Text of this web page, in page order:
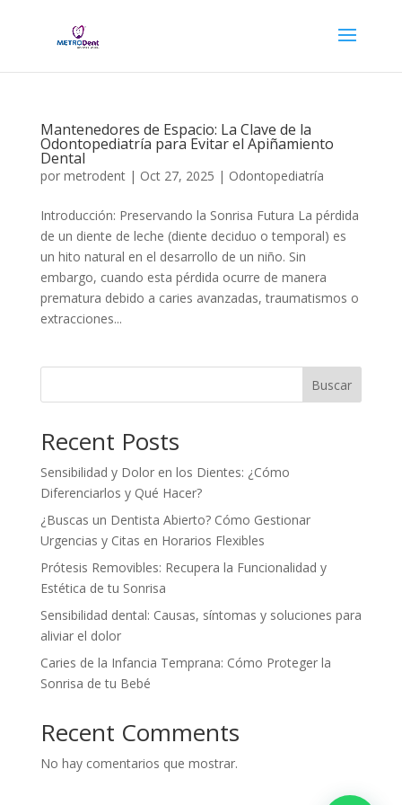
Mantenedores de Espacio: La Clave de la
Odontopediatría para Evitar el Apiñamiento
Dental
por metrodent| Oct 27, 2025 | Odontopediatría
Introducción: Preservando la Sonrisa Futura La pérdida
de un diente de leche (diente deciduo o temporal) es
un hito natural en el desarrollo de un niño. Sin
embargo, cuando esta pérdida ocurre de manera
prematura debido a caries avanzadas, traumatismos o
extracciones...
Buscar
Recent Posts
Sensibilidad y Dolor en los Dientes: ¿Cómo
Diferenciarlos y Qué Hacer?
¿Buscas un Dentista Abierto? Cómo Gestionar
Urgencias y Citas en Horarios Flexibles
Prótesis Removibles: Recupera la Funcionalidad y
Estética de tu Sonrisa
Sensibilidad dental: Causas, síntomas y soluciones para
aliviar el dolor
Caries de la Infancia Temprana: Cómo Proteger la
Sonrisa de tu Bebé
Recent Comments
No hay comentarios que mostrar.